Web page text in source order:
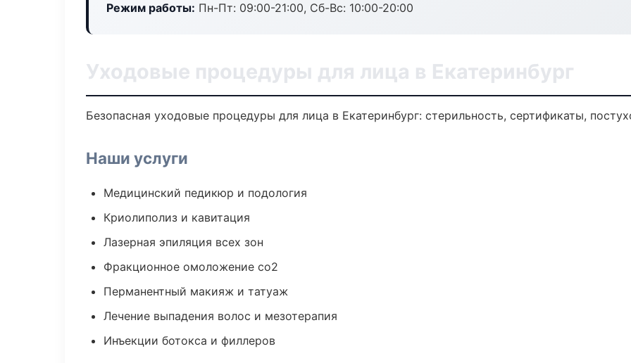
Режим работы: Пн-Пт: 09:00-21:00, Сб-Вс: 10:00-20:00
Уходовые процедуры для лица в Екатеринбург
Безопасная уходовые процедуры для лица в Екатеринбург: стерильность, сертификаты,
Наши услуги
Медицинский педикюр и подология
Криолиполиз и кавитация
Лазерная эпиляция всех зон
Фракционное омоложение co2
Перманентный макияж и татуаж
Лечение выпадения волос и мезотерапия
Инъекции ботокса и филлеров